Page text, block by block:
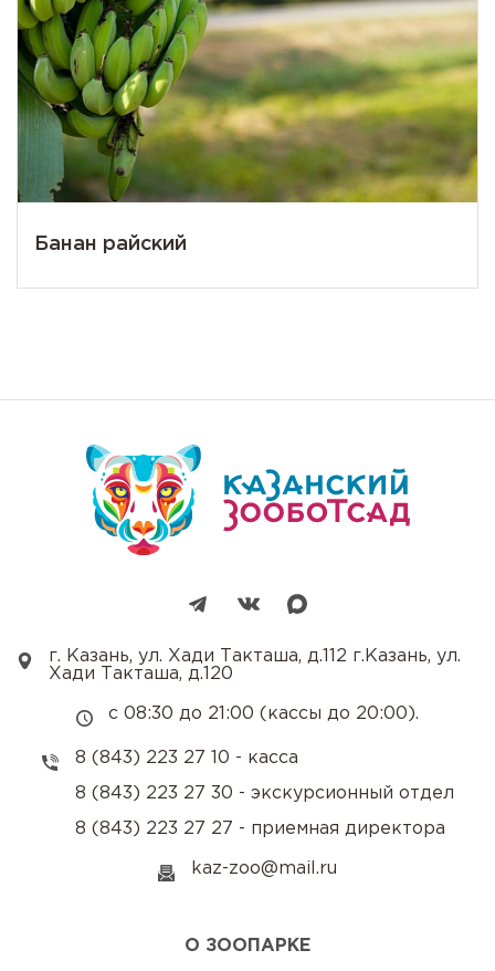
Банан райский
О ЗООПАРКЕ
г. Казань, ул. Хади Такташа, д.112 г.Казань, ул.
Хади Такташа, д.120
с 08:30 до 21:00 (кассы до 20:00).
8 (843) 223 27 10 - касса
8 (843) 223 27 30 - экскурсионный отдел
8 (843) 223 27 27 - приемная директора
kaz-zoo@mail.ru